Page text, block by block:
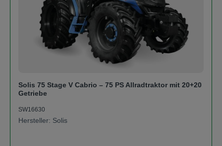
Solis 75 Stage V Cabrio – 75 PS Allradtraktor mit 20+20
Getriebe
SW16630
Hersteller: Solis